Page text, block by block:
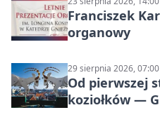
Franciszek
organowy
29 sierpnia 2026, 07:00
Od pierwszej
koziołków —